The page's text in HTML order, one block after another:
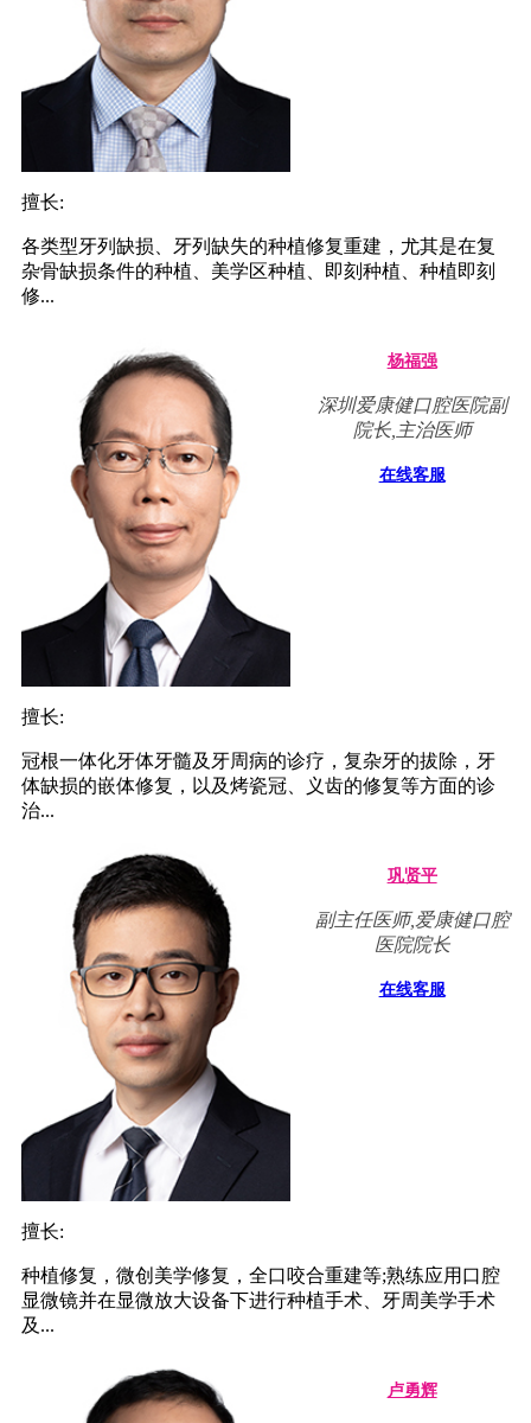
擅长:
各类型牙列缺损、牙列缺失的种植修复重建，尤其是在复
杂骨缺损条件的种植、美学区种植、即刻种植、种植即刻
修...
杨福强
深圳爱康健口腔医院副
院长,主治医师
在线客服
擅长:
冠根一体化牙体牙髓及牙周病的诊疗，复杂牙的拔除，牙
体缺损的嵌体修复，以及烤瓷冠、义齿的修复等方面的诊
治...
巩贤平
副主任医师,爱康健口腔
医院院长
在线客服
擅长:
种植修复，微创美学修复，全口咬合重建等;熟练应用口腔
显微镜并在显微放大设备下进行种植手术、牙周美学手术
及...
卢勇辉